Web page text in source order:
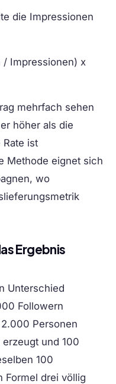
die Impressionen
/ Impressionen) x
mehrfach sehen
höher als die
ist
Methode eignet sich
wo
Ergebnis
Unterschied
Followern
Personen
und 100
100
Formel drei völlig